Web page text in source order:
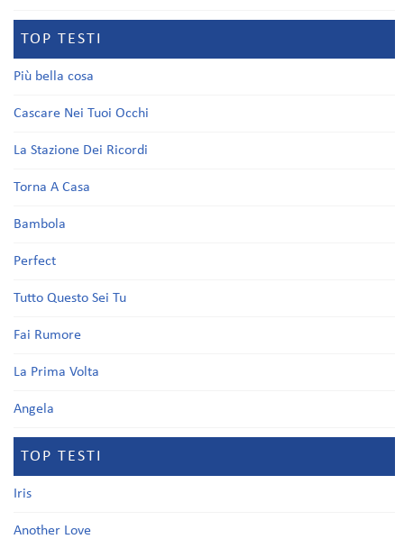
TOP TESTI
Più bella cosa
Cascare Nei Tuoi Occhi
La Stazione Dei Ricordi
Torna A Casa
Bambola
Perfect
Tutto Questo Sei Tu
Fai Rumore
La Prima Volta
Angela
TOP TESTI
Iris
Another Love